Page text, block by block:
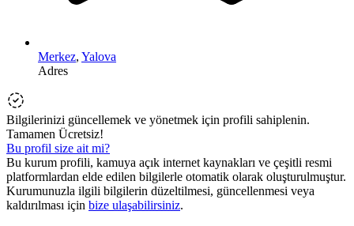
Merkez, Yalova
Adres
Bilgilerinizi güncellemek ve yönetmek için profili sahiplenin.
Tamamen Ücretsiz!
Bu profil size ait mi?
Bu kurum profili, kamuya açık internet kaynakları ve çeşitli resmi
platformlardan elde edilen bilgilerle otomatik olarak oluşturulmuştur.
Kurumunuzla ilgili bilgilerin düzeltilmesi, güncellenmesi veya
kaldırılması için bize ulaşabilirsiniz.